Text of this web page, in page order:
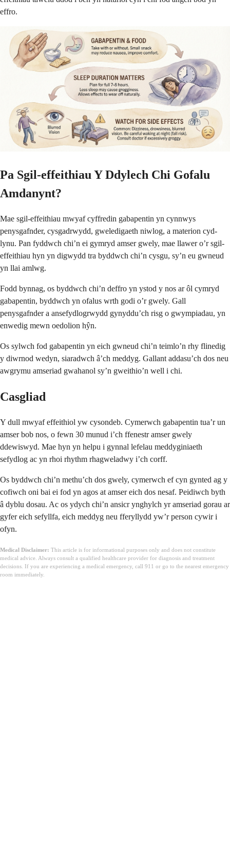
effro.
Pa Sgil-effeithiau Y Ddylech Chi Gofalu
Amdanynt?
Mae sgil-effeithiau mwyaf cyffredin gabapentin yn cynnwys
penysgafnder, cysgadrwydd, gweledigaeth niwlog, a materion cyd-
lynu. Pan fyddwch chi’n ei gymryd amser gwely, mae llawer o’r sgil-
effeithiau hyn yn digwydd tra byddwch chi’n cysgu, sy’n eu gwneud
yn llai amlwg.
Fodd bynnag, os byddwch chi’n deffro yn ystod y nos ar ôl cymryd
gabapentin, byddwch yn ofalus wrth godi o’r gwely. Gall
penysgafnder a ansefydlogrwydd gynyddu’ch risg o gwympiadau, yn
enwedig mewn oedolion hŷn.
Os sylwch fod gabapentin yn eich gwneud chi’n teimlo’n rhy flinedig
y diwrnod wedyn, siaradwch â’ch meddyg. Gallant addasu’ch dos neu
awgrymu amseriad gwahanol sy’n gweithio’n well i chi.
Casgliad
Y dull mwyaf effeithiol yw cysondeb. Cymerwch gabapentin tua’r un
amser bob nos, o fewn 30 munud i’ch ffenestr amser gwely
ddewiswyd. Mae hyn yn helpu i gynnal lefelau meddyginiaeth
sefydlog ac yn rhoi rhythm rhagweladwy i’ch corff.
Os byddwch chi’n methu’ch dos gwely, cymerwch ef cyn gynted ag y
cofiwch oni bai ei fod yn agos at amser eich dos nesaf. Peidiwch byth
â dyblu dosau. Ac os ydych chi’n ansicr ynghylch yr amseriad gorau ar
gyfer eich sefyllfa, eich meddyg neu fferyllydd yw’r person cywir i
ofyn.
Medical Disclaimer: This article is for informational purposes only and does not constitute
medical advice. Always consult a qualified healthcare provider for diagnosis and treatment
decisions. If you are experiencing a medical emergency, call 911 or go to the nearest emergency
room immediately.